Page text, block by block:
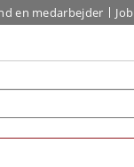
en medarbejder Job